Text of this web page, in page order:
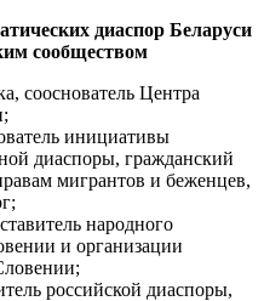
диаспор Беларуси
сообществом
сооснователь Центра
инициативы
диаспоры, гражданский
мигрантов и беженцев,
народного
и организации
российской диаспоры,